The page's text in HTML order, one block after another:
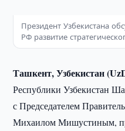
Президент Узбекистана
РФ развитие
Ташкент, Узбекистан
Республики Узбекистан
с Председателем
Михаилом Мишустиным,